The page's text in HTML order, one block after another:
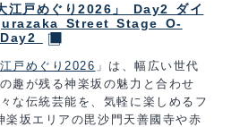
江戸めぐり2026」 Day2 ダイ
Street Stage O-
戸めぐり2026 」は、幅広い世代
趣が残る神楽坂の魅力と合わせ
な伝統芸能を、気軽に楽しめるフ
楽坂エリアの毘沙門天善國寺や赤